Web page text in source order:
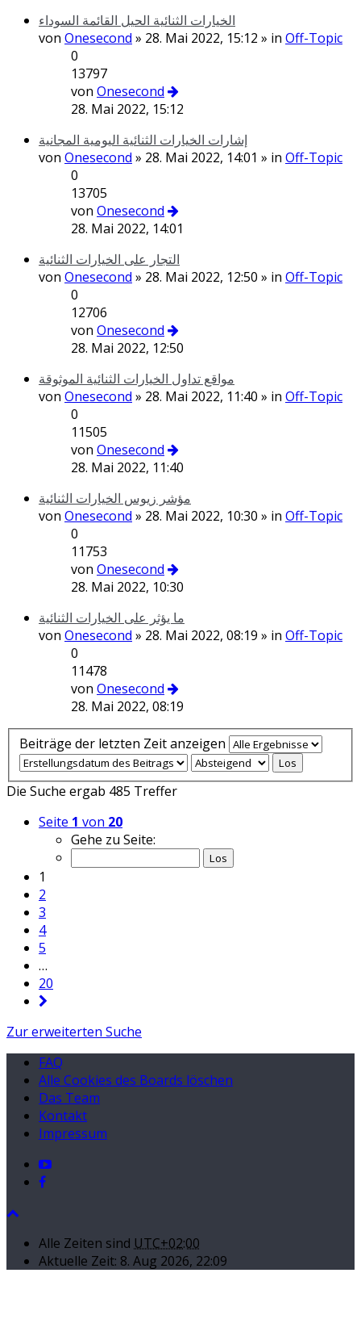
الخيارات الثنائية الحيل القائمة السوداء
von Onesecond » 28. Mai 2022, 15:12 » in Off-Topic
0
13797
von Onesecond
28. Mai 2022, 15:12
إشارات الخيارات الثنائية اليومية المجانية
von Onesecond » 28. Mai 2022, 14:01 » in Off-Topic
0
13705
von Onesecond
28. Mai 2022, 14:01
التجار على الخيارات الثنائية
von Onesecond » 28. Mai 2022, 12:50 » in Off-Topic
0
12706
von Onesecond
28. Mai 2022, 12:50
مواقع تداول الخيارات الثنائية الموثوقة
von Onesecond » 28. Mai 2022, 11:40 » in Off-Topic
0
11505
von Onesecond
28. Mai 2022, 11:40
مؤشر زيوس الخيارات الثنائية
von Onesecond » 28. Mai 2022, 10:30 » in Off-Topic
0
11753
von Onesecond
28. Mai 2022, 10:30
ما يؤثر على الخيارات الثنائية
von Onesecond » 28. Mai 2022, 08:19 » in Off-Topic
0
11478
von Onesecond
28. Mai 2022, 08:19
Beiträge der letzten Zeit anzeigen
Die Suche ergab 485 Treffer
Seite 1 von 20
Gehe zu Seite:
1
2
3
4
5
…
20
Zur erweiterten Suche
FAQ
Alle Cookies des Boards löschen
Das Team
Kontakt
Impressum
Alle Zeiten sind UTC+02:00
Aktuelle Zeit: 8. Aug 2026, 22:09